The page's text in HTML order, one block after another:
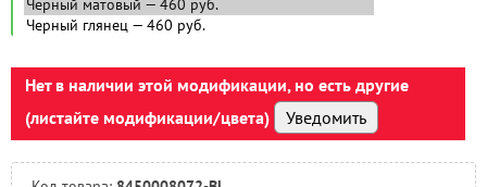
Самара:
Под заказ
Тверь:
Челябинск:
Под заказ
Нет в наличии этой модификации, но есть другие
(листайте модификации/цвета)
Уведомить